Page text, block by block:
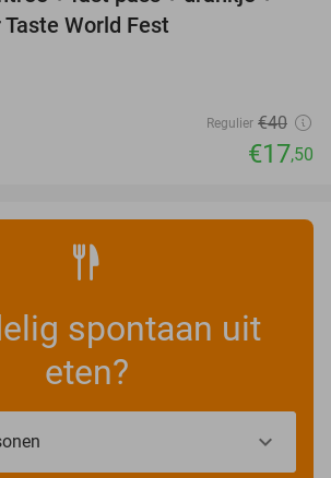
World Fest
Regulier €40
€17,50
spontaan uit
eten?